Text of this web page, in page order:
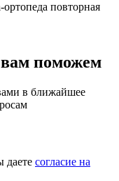
ортопеда повторная
поможем
в ближайшее
даете согласие на